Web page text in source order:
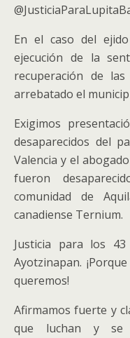
En el caso del
ejecución de la
recuperación de
arrebatado el
Exigimos
desaparecidos del
Valencia y el
fueron
comunidad de
canadiense Ternium.
Justicia para los 43
Ayotzinapan.
queremos!
Afirmamos fuerte y
que luchan y se